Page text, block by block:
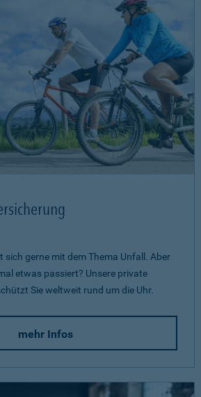
sich gerne mit dem Thema Unfall. Aber
etwas passiert? Unsere private
Sie weltweit rund um die Uhr.
mehr Infos